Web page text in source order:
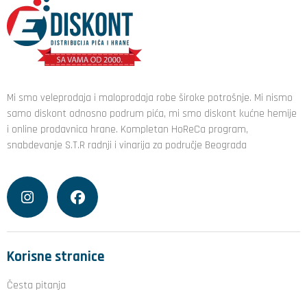
Mi smo veleprodaja i maloprodaja robe široke potrošnje. Mi nismo
samo diskont odnosno podrum pića, mi smo diskont kućne hemije
i online prodavnica hrane. Kompletan HoReCa program,
snabdevanje S.T.R radnji i vinarija za područje Beograda
Korisne stranice
Česta pitanja